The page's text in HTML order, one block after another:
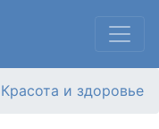
Красота и здоровье